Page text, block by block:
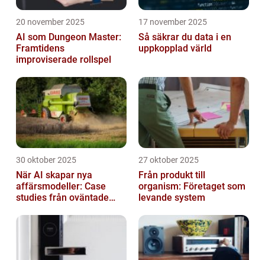
20 november 2025
AI som Dungeon Master:
Framtidens
improviserade rollspel
17 november 2025
Så säkrar du data i en
uppkopplad värld
30 oktober 2025
När AI skapar nya
affärsmodeller: Case
studies från oväntade
27 oktober 2025
Från produkt till
organism: Företaget som
levande system